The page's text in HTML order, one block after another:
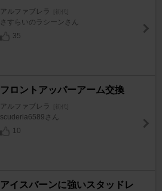
アルファブレラ [初代]
さすらいのラシーンさん
35
フロントアッパーアーム交換
アルファブレラ [初代]
scuderia6589さん
10
アイスバーンに強いスタッドレ